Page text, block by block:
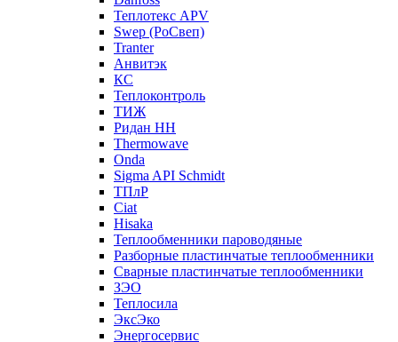
Теплотекс APV
Swep (РоСвеп)
Tranter
Анвитэк
КС
Теплоконтроль
ТИЖ
Ридан НН
Thermowave
Onda
Sigma API Schmidt
ТПлР
Ciat
Hisaka
Теплообменники пароводяные
Разборные пластинчатые теплообменники
Сварные пластинчатые теплообменники
ЗЭО
Теплосила
ЭксЭко
Энергосервис